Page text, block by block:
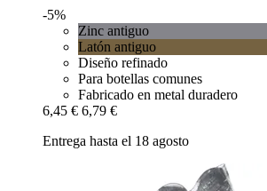
-5%
Zinc antiguo
Latón antiguo
Diseño refinado
Para botellas comunes
Fabricado en metal duradero
6,45 € 6,79 €
Entrega hasta el 18 agosto